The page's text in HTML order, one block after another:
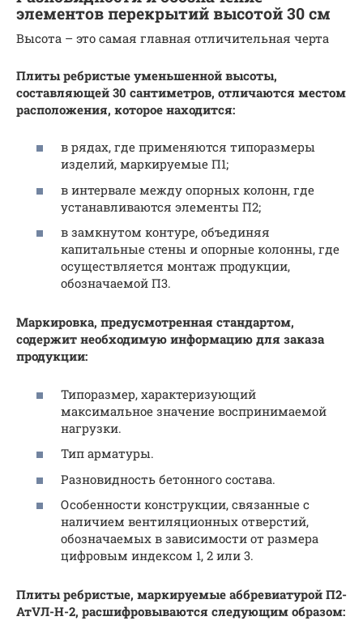
элементов перекрытий высотой 30 см
Высота – это самая главная отличительная черта
Плиты ребристые уменьшенной высоты,
составляющей 30 сантиметров, отличаются местом
расположения, которое находится:
в рядах, где применяются типоразмеры
изделий, маркируемые П1;
в интервале между опорных колонн, где
устанавливаются элементы П2;
в замкнутом контуре, объединяя
капитальные стены и опорные колонны, где
осуществляется монтаж продукции,
обозначаемой П3.
Маркировка, предусмотренная стандартом,
содержит необходимую информацию для заказа
продукции:
Типоразмер, характеризующий
максимальное значение воспринимаемой
нагрузки.
Тип арматуры.
Разновидность бетонного состава.
Особенности конструкции, связанные с
наличием вентиляционных отверстий,
обозначаемых в зависимости от размера
цифровым индексом 1, 2 или 3.
Плиты ребристые, маркируемые аббревиатурой П2-
АтVЛ-Н-2, расшифровываются следующим образом: